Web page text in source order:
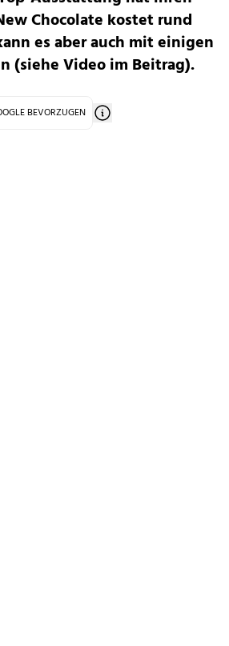
Chocolate kostet rund
es aber auch mit einigen
(siehe Video im Beitrag).
BEVORZUGEN